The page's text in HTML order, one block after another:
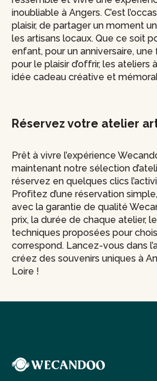
inoubliable à Angers. C’est
plaisir, de partager un moment
les artisans locaux. Que ce soit
enfant, pour un anniversaire,
pour le plaisir d’offrir, les ateliers
idée cadeau créative et
Réservez votre atelier
Prêt à vivre l’expérience
maintenant notre sélection
réservez en quelques clics
Profitez d’une réservation
avec la garantie de qualité
prix, la durée de chaque atelier,
techniques proposées pour
correspond. Lancez-vous dans
créez des souvenirs uniques à
Loire !